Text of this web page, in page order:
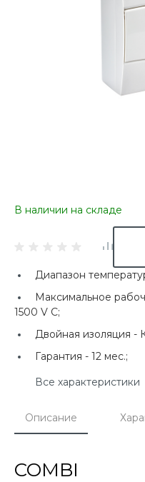
В наличии на складе
Диапазон
Максимальное
1500 V C;
Двойная изоляция -
Гарантия - 12 мес.;
Все характеристики
Описание
COMBI